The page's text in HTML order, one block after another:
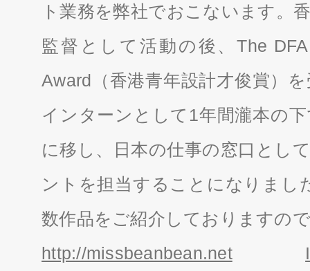
ト業務を弊社でおこないます。
監督として活動の後、The
Award（香港青年設計才俊賞）
インターンとして1年間瀧本の
に移し、日本の仕事の窓口とし
ントを担当することになりまし
数作品をご紹介しておりますの
http://missbeanbean.net